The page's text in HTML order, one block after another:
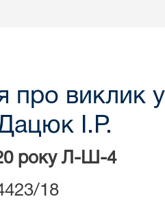
про виклик у
І.Р.
року Л-Ш-4
18